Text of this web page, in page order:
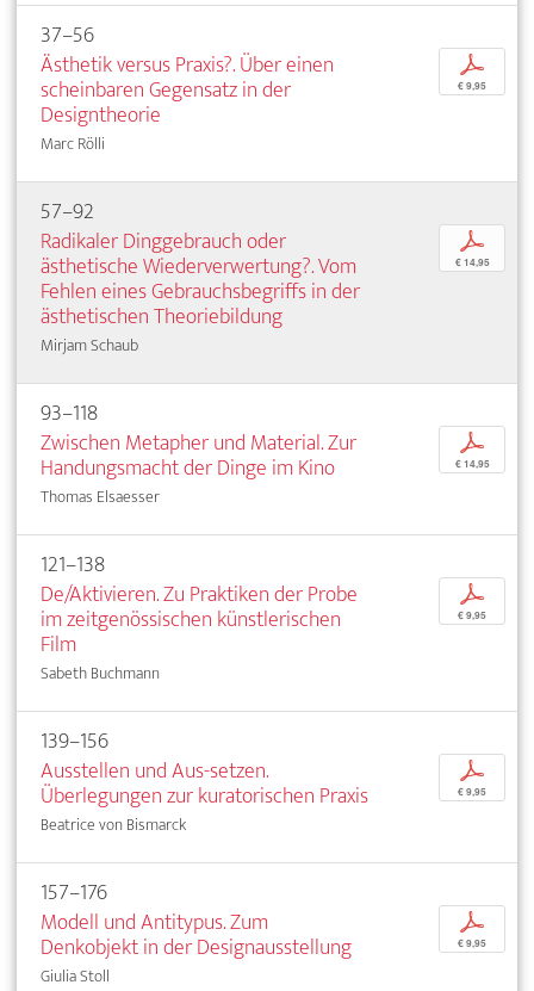
37–56
Ästhetik versus Praxis?. Über einen
scheinbaren Gegensatz in der
Designtheorie
Marc Rölli
p
€ 9,95
57–92
Radikaler Dinggebrauch oder
ästhetische Wiederverwertung?. Vom
Fehlen eines Gebrauchsbegriffs in der
ästhetischen Theoriebildung
Mirjam Schaub
p
€ 14,95
93–118
Zwischen Metapher und Material. Zur
Handungsmacht der Dinge im Kino
Thomas Elsaesser
p
€ 14,95
121–138
De/Aktivieren. Zu Praktiken der Probe
im zeitgenössischen künstlerischen
Film
Sabeth Buchmann
p
€ 9,95
139–156
Ausstellen und Aus-setzen.
Überlegungen zur kuratorischen Praxis
Beatrice von Bismarck
p
€ 9,95
157–176
Modell und Antitypus. Zum
Denkobjekt in der Designausstellung
Giulia Stoll
p
€ 9,95